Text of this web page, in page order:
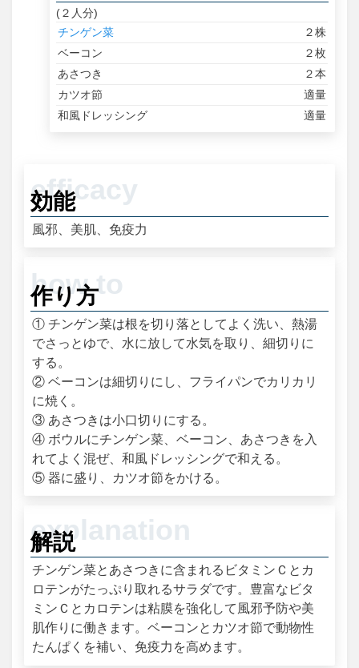
(２人分)
チンゲン菜
２株
ベーコン
２枚
あさつき
２本
カツオ節
適量
和風ドレッシング
適量
効能
風邪、美肌、免疫力
作り方
① チンゲン菜は根を切り落としてよく洗い、熱湯
でさっとゆで、水に放して水気を取り、細切りに
する。
② ベーコンは細切りにし、フライパンでカリカリ
に焼く。
③ あさつきは小口切りにする。
④ ボウルにチンゲン菜、ベーコン、あさつきを入
れてよく混ぜ、和風ドレッシングで和える。
⑤ 器に盛り、カツオ節をかける。
解説
チンゲン菜とあさつきに含まれるビタミンＣとカ
ロテンがたっぷり取れるサラダです。豊富なビタ
ミンＣとカロテンは粘膜を強化して風邪予防や美
肌作りに働きます。ベーコンとカツオ節で動物性
たんぱくを補い、免疫力を高めます。